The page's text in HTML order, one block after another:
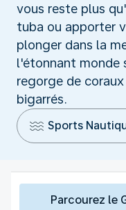
vous reste plus
tuba ou apporter
plonger dans la
l'étonnant monde
regorge de
bigarrés.
Sports
Parcourez le